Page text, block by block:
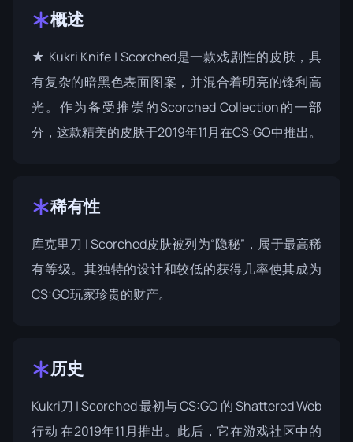
概述
★ Kukri Knife | Scorched是一款戏剧性的皮肤，具
有复杂的暗黑色表面图案，并混合着明亮的锋利高
光。作为备受推崇的Scorched Collection的一部
分，这款精美的皮肤于2019年11月在CS:GO中推出。
稀有性
库克里刀 | Scorched皮肤被列为“隐秘”，属于最高稀
有等级。其独特的设计和较低的获得几率使其成为
CS:GO玩家珍贵的财产。
历史
Kukri刀 | Scorched 最初与 CS:GO 的Shattered Web
行动 在2019年11月推出。此后，它在游戏社区中的